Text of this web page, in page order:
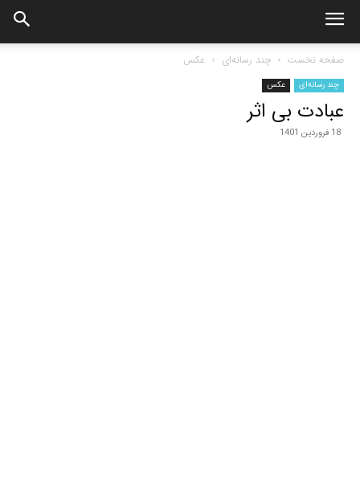
صفحه نخست چند رسانه‌ای عکس
چند رسانه‌ای عکس
عبادت بی اثر
18 فروردین 1401